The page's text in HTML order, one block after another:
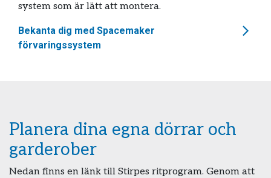
system som är lätt att montera.
Bekanta dig med Spacemaker
förvaringssystem
Planera dina egna dörrar och
garderober
Nedan finns en länk till Stirpes ritprogram. Genom att